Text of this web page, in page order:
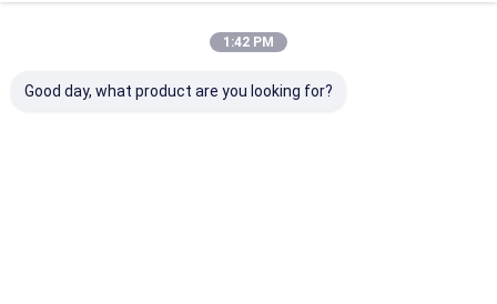
1:42 PM
Good day, what product are you looking for?